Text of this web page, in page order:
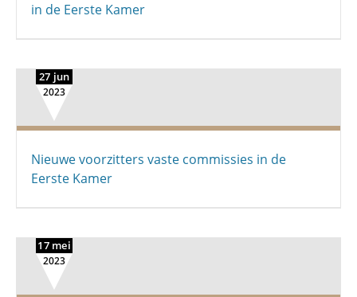
in de Eerste Kamer
27 jun
2023
Nieuwe voorzitters vaste commissies in de
Eerste Kamer
17 mei
2023